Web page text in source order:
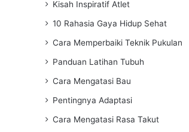
Kisah Inspiratif Atlet
10 Rahasia Gaya Hidup Sehat
Cara Memperbaiki Teknik Pukulan
Panduan Latihan Tubuh
Cara Mengatasi Bau
Pentingnya Adaptasi
Cara Mengatasi Rasa Takut